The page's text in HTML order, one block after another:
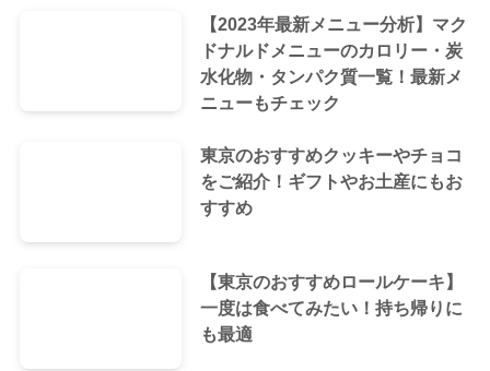
【2023年最新メニュー分析】マク
ドナルドメニューのカロリー・炭
水化物・タンパク質一覧！最新メ
ニューもチェック
東京のおすすめクッキーやチョコ
をご紹介！ギフトやお土産にもお
すすめ
【東京のおすすめロールケーキ】
一度は食べてみたい！持ち帰りに
も最適